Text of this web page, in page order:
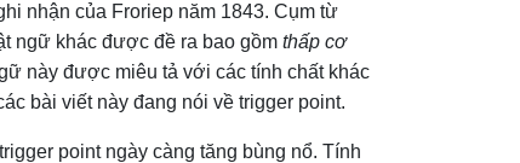
nhận của Froriep năm 1843. Cụm từ
ngữ khác được đề ra bao gồm thấp cơ
này được miêu tả với các tính chất khác
bài viết này đang nói về trigger point.
point ngày càng tăng bùng nổ. Tính